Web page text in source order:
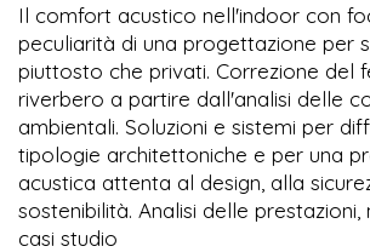
Il comfort acustico nell'indoor con
peculiarità di una progettazione per
piuttosto che privati. Correzione del
riverbero a partire dall'analisi delle
ambientali. Soluzioni e sistemi per
tipologie architettoniche e per una
acustica attenta al design, alla
sostenibilità. Analisi delle
casi studio